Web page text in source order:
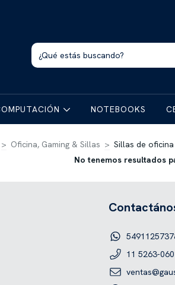
NOTEBOOKS
> Oficina, Gaming & Sillas > Sillas de oficina
No tenemos resultados
11 5263-